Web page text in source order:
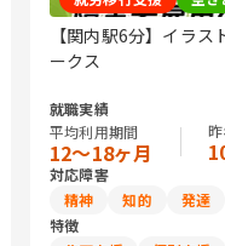
【関内駅6分】イラ
ークス
就職実績
平均利用期間
12〜18ヶ月
対応障害
精神
知的 発達
特徴